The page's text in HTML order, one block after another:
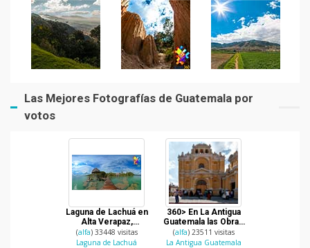
Las Mejores Fotografías de Guatemala por
votos
Laguna de Lachuá en
Alta Verapaz,
Guatemala
(alfa) 33448 visitas
Laguna de Lachuá
360> En La Antigua
Guatemala las Obras
Sociales del Hermano
Pedro
(alfa) 23511 visitas
La Antigua Guatemala